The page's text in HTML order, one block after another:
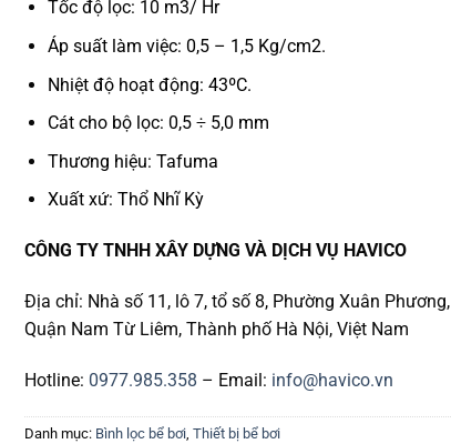
Tốc độ lọc: 10 m3/ Hr
Áp suất làm việc: 0,5 – 1,5 Kg/cm2.
Nhiệt độ hoạt động: 43ºC.
Cát cho bộ lọc: 0,5 ÷ 5,0 mm
Thương hiệu: Tafuma
Xuất xứ: Thổ Nhĩ Kỳ
CÔNG TY TNHH XÂY DỰNG VÀ DỊCH VỤ HAVICO
Địa chỉ: Nhà số 11, lô 7, tổ số 8, Phường Xuân Phương,
Quận Nam Từ Liêm, Thành phố Hà Nội, Việt Nam
Hotline: 0977.985.358 – Email: info@havico.vn
Danh mục: Bình lọc bể bơi, Thiết bị bể bơi